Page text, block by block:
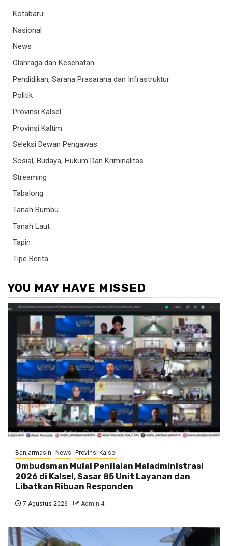
Kotabaru
Nasional
News
Olahraga dan Kesehatan
Pendidikan, Sarana Prasarana dan Infrastruktur
Politik
Provinsi Kalsel
Provinsi Kaltim
Seleksi Dewan Pengawas
Sosial, Budaya, Hukum Dan Kriminalitas
Streaming
Tabalong
Tanah Bumbu
Tanah Laut
Tapin
Tipe Berita
YOU MAY HAVE MISSED
Banjarmasin News Provinsi Kalsel
Ombudsman Mulai Penilaian Maladministrasi
2026 di Kalsel, Sasar 85 Unit Layanan dan
Libatkan Ribuan Responden
7 Agustus 2026 Admin 4